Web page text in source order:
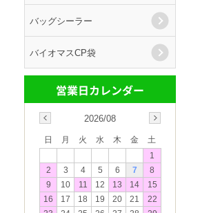
バッグシーラー
バイオマスCP袋
2026/08
日 月 火 水 木 金
土
1
2
3 4 5 6 7
8
9
10 11 12 13 14
15
16
17 18 19 20 21
22